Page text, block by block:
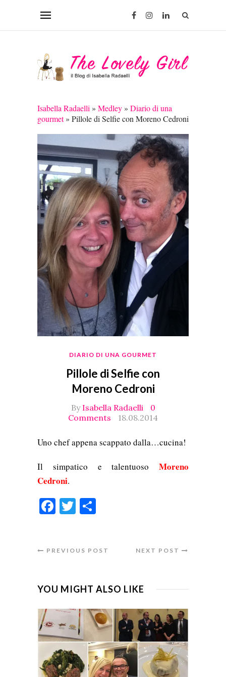
Isabella Radaelli » Medley» Diario di una
gourmet» Pillole di Selfie con Moreno Cedroni
DIARIO DI UNA GOURMET
Pillole di Selfie con
Moreno Cedroni
By Isabella Radaelli
0
Comments
18.08.2014
Uno chef appena scappato dalla…cucina!
Il simpatico e talentuoso Moreno
Cedroni.
Facebook
Twitter
PREVIOUS POST NEXT POST
YOU MIGHT ALSO LIKE